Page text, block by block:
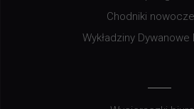
Chodniki
Wykładziny